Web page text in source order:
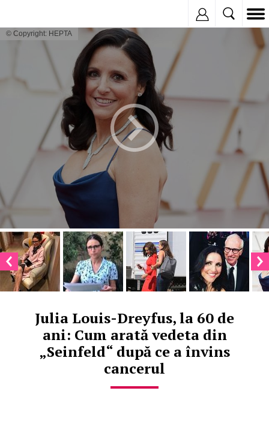
© Copyright: HEPTA
Julia Louis-Dreyfus, la 60 de
ani: Cum arată vedeta din
„Seinfeld“ după ce a învins
cancerul